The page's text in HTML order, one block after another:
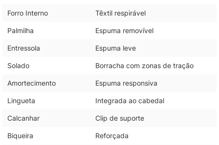
Forro Interno Têxtil respirável
Palmilha Espuma removível
Entressola Espuma leve
Solado Borracha com zonas de tração
Amortecimento Espuma responsiva
Lingueta Integrada ao cabedal
Calcanhar Clip de suporte
Biqueira Reforçada